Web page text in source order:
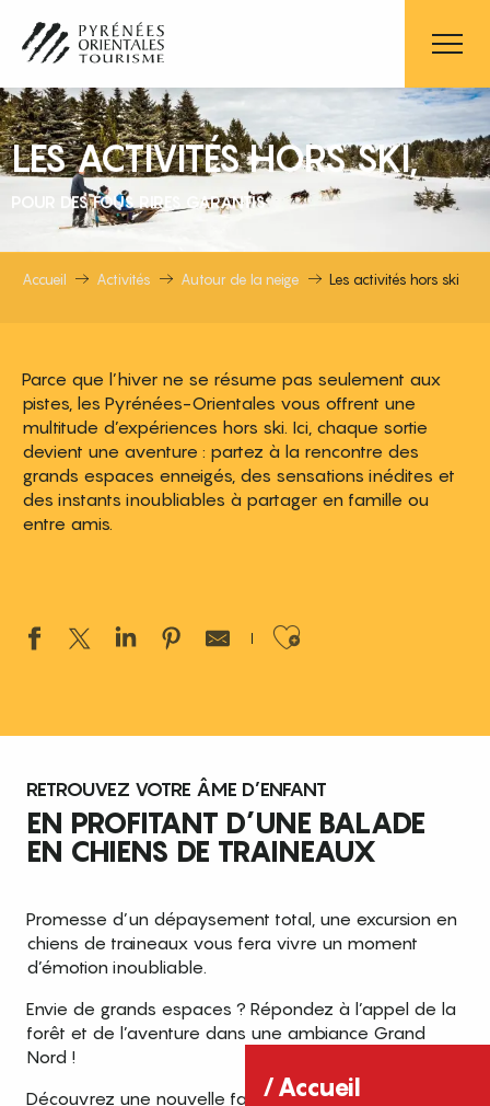
contenu
principal
Accueil
LES ACTIVITÉS HORS SKI,
POUR DES FOUS RIRES GARANTIS
Accueil Activités Autour de la neige Les activités hors ski
Parce que l’hiver ne se résume pas seulement aux
pistes, les Pyrénées-Orientales vous offrent une
multitude d’expériences hors ski. Ici, chaque sortie
devient une aventure : partez à la rencontre des
grands espaces enneigés, des sensations inédites et
des instants inoubliables à partager en famille ou
entre amis.
Ajouter aux
RETROUVEZ VOTRE ÂME D’ENFANT
EN PROFITANT D’UNE BALADE
EN CHIENS DE TRAINEAUX
Promesse d’un dépaysement total, une excursion en
chiens de traineaux vous fera vivre un moment
d’émotion inoubliable.
Envie de grands espaces ? Répondez à l’appel de la
forêt et de l’aventure dans une ambiance Grand
Nord !
Découvrez une nouvelle façon d’explorer les